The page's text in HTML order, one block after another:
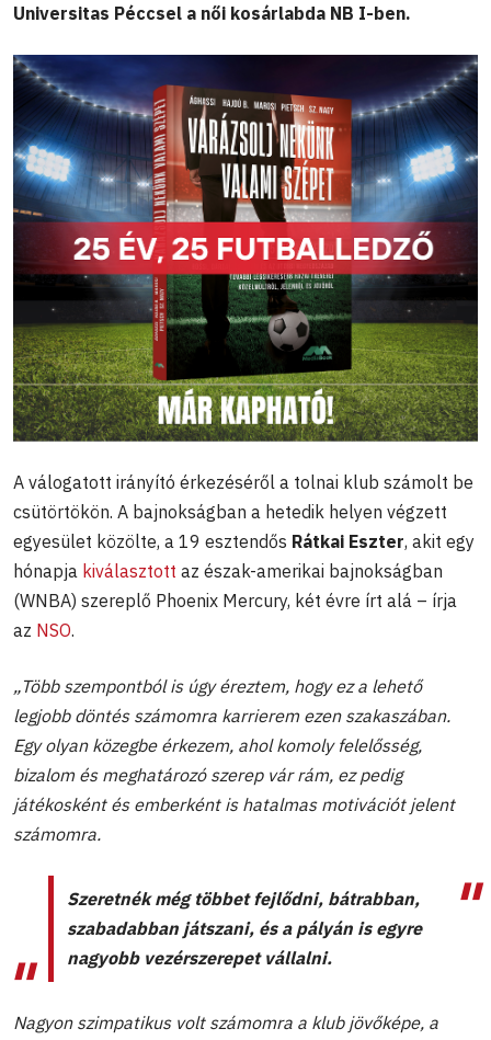
Universitas Péccsel a női kosárlabda NB I-ben.
A válogatott irányító érkezéséről a tolnai klub számolt be
csütörtökön. A bajnokságban a hetedik helyen végzett
egyesület közölte, a 19 esztendős Rátkai Eszter, akit egy
hónapja kiválasztott az észak-amerikai bajnokságban
(WNBA) szereplő Phoenix Mercury, két évre írt alá – írja
az NSO.
„Több szempontból is úgy éreztem, hogy ez a lehető
legjobb döntés számomra karrierem ezen szakaszában.
Egy olyan közegbe érkezem, ahol komoly felelősség,
bizalom és meghatározó szerep vár rám, ez pedig
játékosként és emberként is hatalmas motivációt jelent
számomra.
Szeretnék még többet fejlődni, bátrabban,
szabadabban játszani, és a pályán is egyre
nagyobb vezérszerepet vállalni.
Nagyon szimpatikus volt számomra a klub jövőképe, a